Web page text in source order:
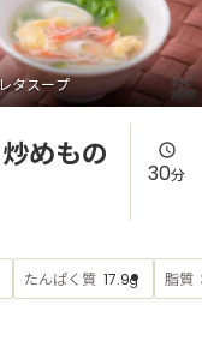
タスープ
めもの
30分
たんぱく質 17.9g 脂質